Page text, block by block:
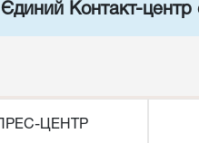
Єдиний Контакт-центр
ПРЕС-ЦЕНТР